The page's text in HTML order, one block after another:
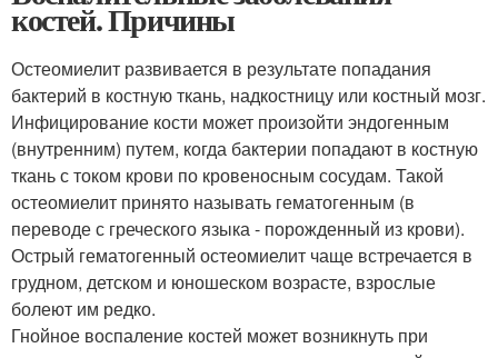
костей. Причины
Остеомиелит развивается в результате попадания
бактерий в костную ткань, надкостницу или костный мозг.
Инфицирование кости может произойти эндогенным
(внутренним) путем, когда бактерии попадают в костную
ткань с током крови по кровеносным сосудам. Такой
остеомиелит принято называть гематогенным (в
переводе с греческого языка - порожденный из крови).
Острый гематогенный остеомиелит чаще встречается в
грудном, детском и юношеском возрасте, взрослые
болеют им редко.
Гнойное воспаление костей может возникнуть при